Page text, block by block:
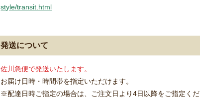
style/transit.html
発送について
佐川急便で発送いたします。
お届け日時・時間帯を指定いただけます。
※配達日時ご指定の場合は、ご注文日より4日以降をご指定くだ